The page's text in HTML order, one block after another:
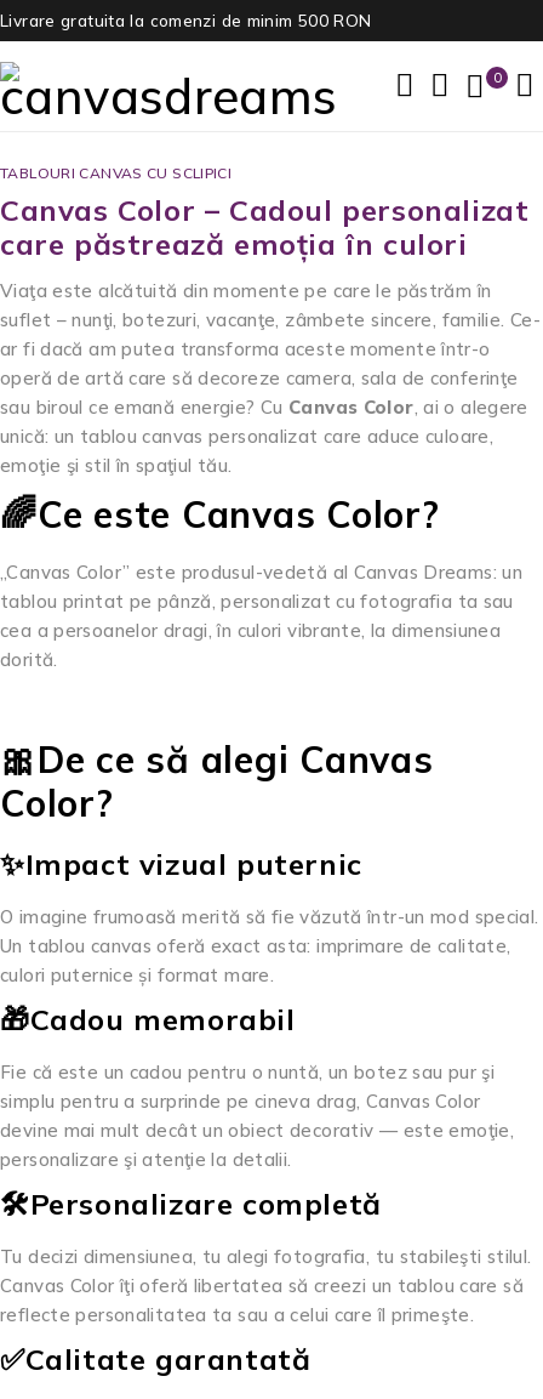
Livrare gratuita la comenzi de minim 500 RON
0
TABLOURI CANVAS CU SCLIPICI
Canvas Color – Cadoul personalizat
care păstrează emoția în culori
Viaţa este alcătuită din momente pe care le păstrăm în
suflet – nunţi, botezuri, vacanţe, zâmbete sincere, familie. Ce-
ar fi dacă am putea transforma aceste momente într-o
operă de artă care să decoreze camera, sala de conferinţe
sau biroul ce emană energie? Cu Canvas Color, ai o alegere
unică: un tablou canvas personalizat care aduce culoare,
emoţie şi stil în spaţiul tău.
🌈Ce este Canvas Color?
„Canvas Color” este produsul-vedetă al Canvas Dreams: un
tablou printat pe pânză, personalizat cu fotografia ta sau
cea a persoanelor dragi, în culori vibrante, la dimensiunea
dorită.
🎀De ce să alegi Canvas
Color?
✨Impact vizual puternic
O imagine frumoasă merită să fie văzută într-un mod special.
Un tablou canvas oferă exact asta: imprimare de calitate,
culori puternice și format mare.
🎁Cadou memorabil
Fie că este un cadou pentru o nuntă, un botez sau pur şi
simplu pentru a surprinde pe cineva drag, Canvas Color
devine mai mult decât un obiect decorativ — este emoţie,
personalizare şi atenţie la detalii.
🛠️Personalizare completă
Tu decizi dimensiunea, tu alegi fotografia, tu stabileşti stilul.
Canvas Color îţi oferă libertatea să creezi un tablou care să
reflecte personalitatea ta sau a celui care îl primeşte.
✅Calitate garantată